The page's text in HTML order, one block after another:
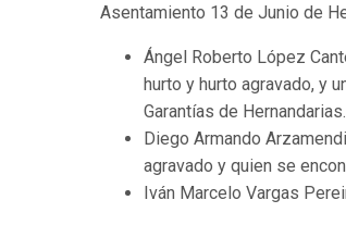
Asentamiento 13 de Junio de
Ángel Roberto López
hurto y hurto agravado, y
Garantías de Hernandarias.
Diego Armando
agravado y quien se
Iván Marcelo Vargas